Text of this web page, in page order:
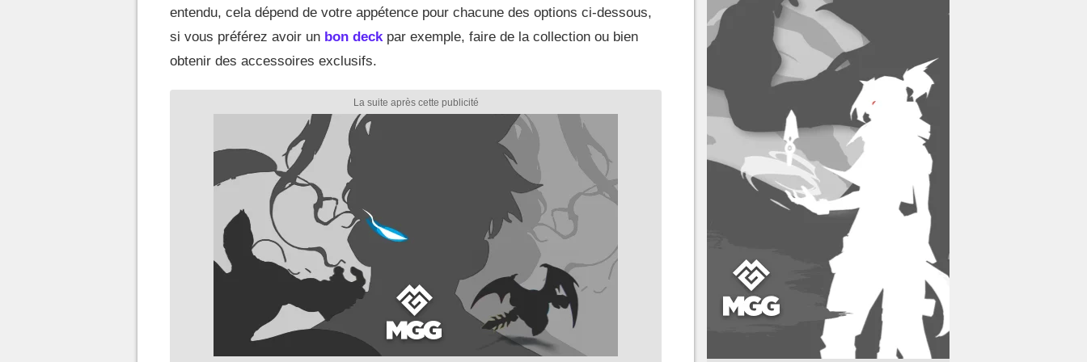
entendu, cela dépend de votre appétence pour chacune des options ci-dessous,
si vous préférez avoir un bon deckpar exemple, faire de la collection ou bien
obtenir des accessoires exclusifs.